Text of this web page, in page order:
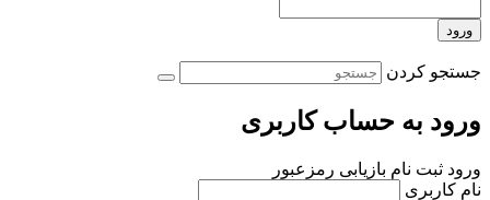
ورود
جستجو کردن
ورود به حساب کاربری
ورود ثبت نام بازیابی رمزعبور
نام کاربری